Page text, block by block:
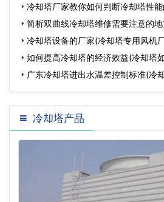
要…冷却塔厂家教你如何判断冷却塔性能
… 简析双曲线冷却塔维修需要注意的
冷却塔设备的厂家(冷却塔专用风机
如何提高冷却塔的经济效益(冷却塔
广东冷却塔进出水温差控制标准(冷
冷却塔产品